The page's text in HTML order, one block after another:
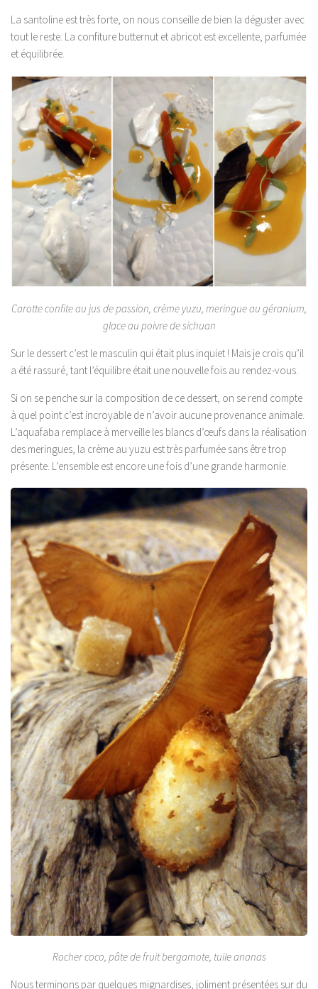
La santoline est très forte, on nous conseille de bien la déguster avec
tout le reste. La confiture butternut et abricot est excellente, parfumée
et équilibrée.
Carotte confite au jus de passion, crème yuzu, meringue au géranium,
glace au poivre de sichuan
Sur le dessert c’est le masculin qui était plus inquiet ! Mais je crois qu’il
a été rassuré, tant l’équilibre était une nouvelle fois au rendez-vous.
Si on se penche sur la composition de ce dessert, on se rend compte
à quel point c’est incroyable de n’avoir aucune provenance animale.
L’aquafaba remplace à merveille les blancs d’œufs dans la réalisation
des meringues, la crème au yuzu est très parfumée sans être trop
présente. L’ensemble est encore une fois d’une grande harmonie.
Rocher coco, pâte de fruit bergamote, tuile ananas
Nous terminons par quelques mignardises, joliment présentées sur du